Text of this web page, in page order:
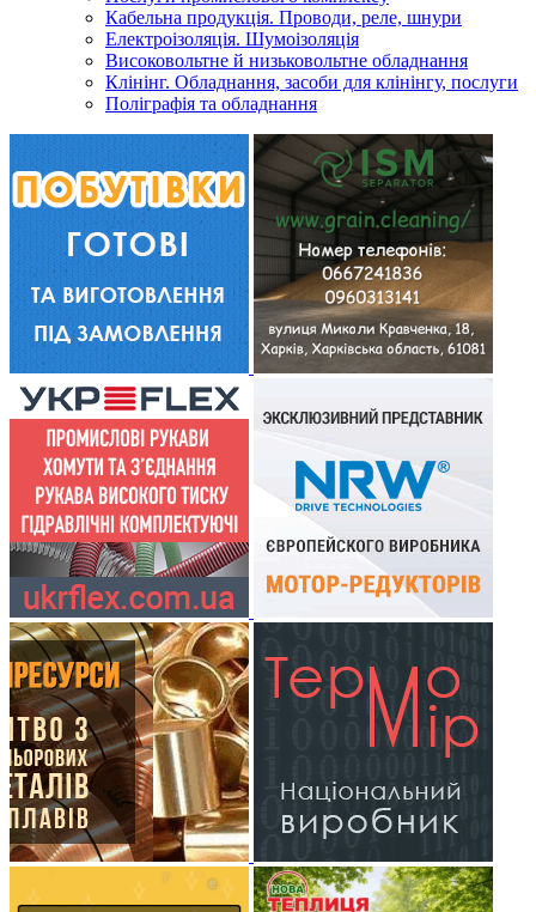
Кабельна продукція. Проводи, реле, шнури
Електроізоляція. Шумоізоляція
Високовольтне й низьковольтне обладнання
Клінінг. Обладнання, засоби для клінінгу, послуги
Поліграфія та обладнання